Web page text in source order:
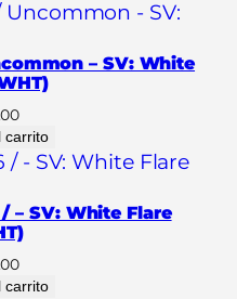
– SV: White
carrito
– SV: White Flare
carrito